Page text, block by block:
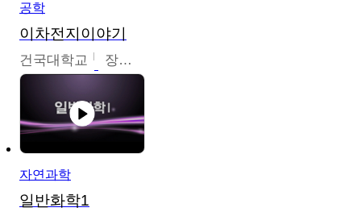
공학
이차전지이야기
건국대학교 장호현
자연과학
일반화학1